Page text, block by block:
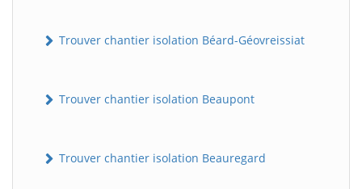
Trouver chantier isolation Béard-Géovreissiat
Trouver chantier isolation Beaupont
Trouver chantier isolation Beauregard